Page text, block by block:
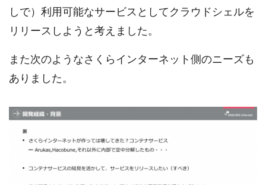
しで）利用可能なサービスとしてクラウドシェルを
リリースしようと考えました。
また次のようなさくらインターネット側のニーズも
ありました。